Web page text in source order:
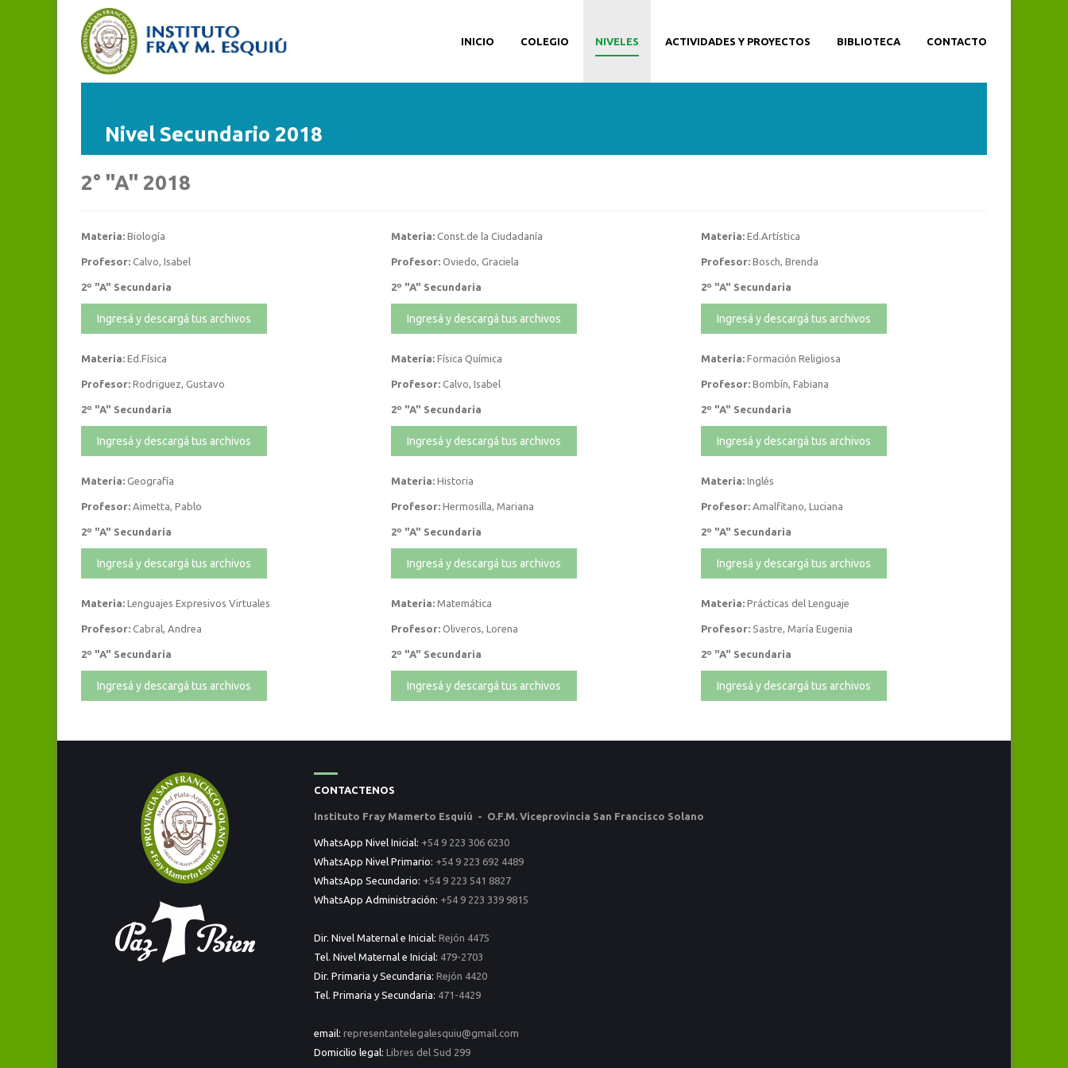
INICIO COLEGIO NIVELES ACTIVIDADES Y PROYECTOS BIBLIOTECA CONTACTO
Nivel Secundario 2018
2° "A" 2018
Materia: Biología
Profesor: Calvo, Isabel
2º "A" Secundaria
Ingresá y descargá tus archivos
Materia: Const.de la Ciudadanía
Profesor: Oviedo, Graciela
2º "A" Secundaria
Ingresá y descargá tus archivos
Materia: Ed.Artística
Profesor: Bosch, Brenda
2º "A" Secundaria
Ingresá y descargá tus archivos
Materia: Ed.Física
Profesor: Rodriguez, Gustavo
2º "A" Secundaria
Ingresá y descargá tus archivos
Materia: Física Química
Profesor: Calvo, Isabel
2º "A" Secundaria
Ingresá y descargá tus archivos
Materia: Formación Religiosa
Profesor: Bombín, Fabiana
2º "A" Secundaria
Ingresá y descargá tus archivos
Materia: Geografía
Profesor: Aimetta, Pablo
2º "A" Secundaria
Ingresá y descargá tus archivos
Materia: Historia
Profesor: Hermosilla, Mariana
2º "A" Secundaria
Ingresá y descargá tus archivos
Materia: Inglés
Profesor: Amalfitano, Luciana
2º "A" Secundaria
Ingresá y descargá tus archivos
Materia: Lenguajes Expresivos Virtuales
Profesor: Cabral, Andrea
2º "A" Secundaria
Ingresá y descargá tus archivos
Materia: Matemática
Profesor: Oliveros, Lorena
2º "A" Secundaria
Ingresá y descargá tus archivos
Materia: Prácticas del Lenguaje
Profesor: Sastre, María Eugenia
2º "A" Secundaria
Ingresá y descargá tus archivos
CONTACTENOS
Instituto Fray Mamerto Esquiú - O.F.M. Viceprovincia San Francisco Solano
WhatsApp Nivel Inicial: +54 9 223 306 6230
WhatsApp Nivel Primario: +54 9 223 692 4489
WhatsApp Secundario: +54 9 223 541 8827
WhatsApp Administración: +54 9 223 339 9815
Dir. Nivel Maternal e Inicial: Rejón 4475
Tel. Nivel Maternal e Inicial: 479-2703
Dir. Primaria y Secundaria: Rejón 4420
Tel. Primaria y Secundaria: 471-4429
email: representantelegalesquiu@gmail.com
Domicilio legal: Libres del Sud 299